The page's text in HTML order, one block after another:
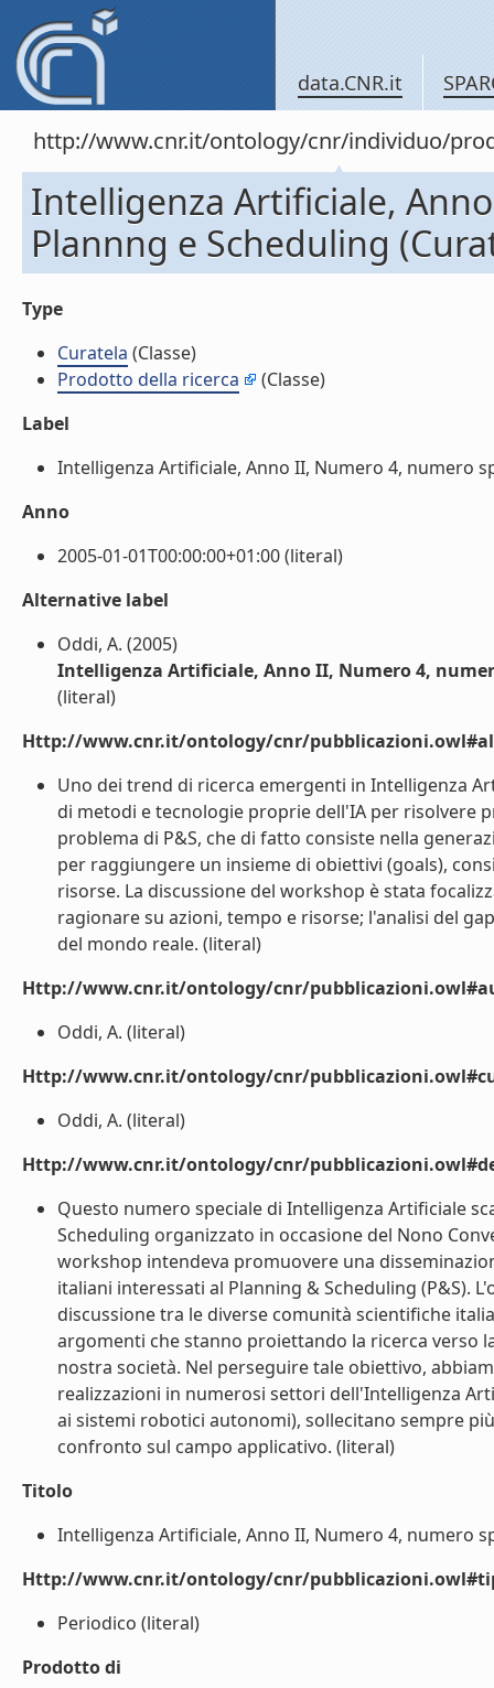
data.CNR.it
http://www.cnr.it/ontology/cnr/individuo/
Intelligenza Artificiale,
Plannng e Scheduling
Type
Curatela (Classe)
Prodotto della ricerca
(Classe)
Label
Intelligenza Artificiale, Anno II, Numero 4, numero
Anno
2005-01-01T00:00:00+01:00 (literal)
Alternative label
Oddi, A. (2005)
Intelligenza Artificiale, Anno II, Numero 4,
(literal)
Http://www.cnr.it/ontology/cnr/
Uno dei trend di ricerca emergenti in Intelligenza
di metodi e tecnologie proprie dell'IA per risolvere
problema di P&S, che di fatto consiste nella
per raggiungere un insieme di obiettivi (goals),
risorse. La discussione del workshop è stata
ragionare su azioni, tempo e risorse; l'analisi del
del mondo reale. (literal)
Http://www.cnr.it/ontology/cnr/
Oddi, A. (literal)
Http://www.cnr.it/ontology/cnr/
Oddi, A. (literal)
Http://www.cnr.it/ontology/cnr/
Questo numero speciale di Intelligenza Artificiale
Scheduling organizzato in occasione del Nono
workshop intendeva promuovere una
italiani interessati al Planning & Scheduling (P&S).
discussione tra le diverse comunità scientifiche
argomenti che stanno proiettando la ricerca verso
nostra società. Nel perseguire tale obiettivo,
realizzazioni in numerosi settori dell'Intelligenza
ai sistemi robotici autonomi), sollecitano sempre
confronto sul campo applicativo. (literal)
Titolo
Intelligenza Artificiale, Anno II, Numero 4, numero
Http://www.cnr.it/ontology/cnr/
Periodico (literal)
Prodotto di